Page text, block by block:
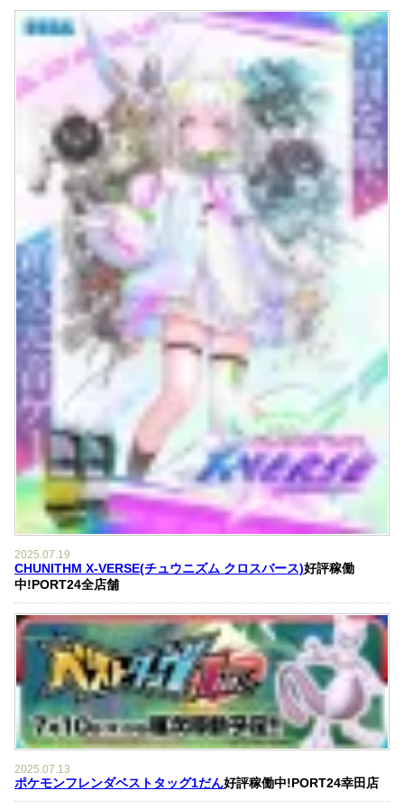
2025.07.19
CHUNITHM X-VERSE(チュウニズム クロスバース)好評稼働
中!PORT24全店舗
2025.07.13
ポケモンフレンダベストタッグ1だん好評稼働中!PORT24幸田店